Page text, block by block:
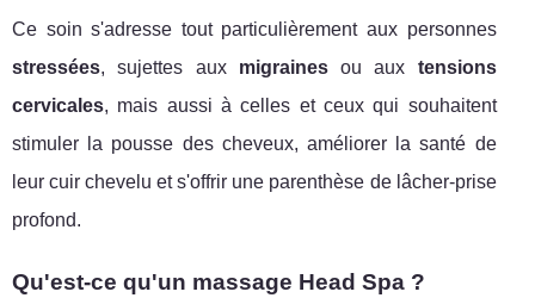
Ce soin s'adresse tout particulièrement aux personnes
stressées, sujettes aux migrainesou aux tensions
cervicales, mais aussi à celles et ceux qui souhaitent
stimuler la pousse des cheveux, améliorer la santé de
leur cuir chevelu et s'offrir une parenthèse de lâcher-prise
profond.
Qu'est-ce qu'un massage Head Spa ?